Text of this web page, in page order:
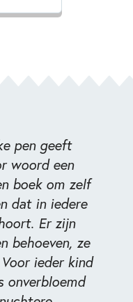
pen geeft
woord een
boek om zelf
dat in iedere
Er zijn
behoeven, ze
ieder kind
onverbloemd